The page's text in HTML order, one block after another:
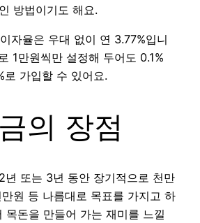
방법이기도 해요.
자율은 우대 없이 연 3.77%입니
1만원씩만 설정해 두어도 0.1%
로 가입할 수 있어요.
의 장점
년 또는 3년 동안 장기적으로 천만
원 등 나름대로 목표를 가지고 하
목돈을 만들어 가는 재미를 느낄